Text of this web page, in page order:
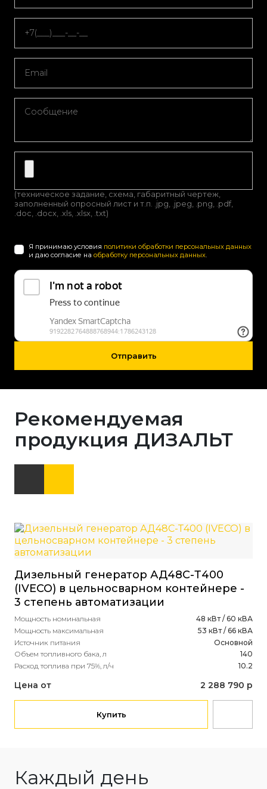
(техническое задание, схема, габаритный чертеж,
заполненный опросный лист и т.п. .jpg, .jpeg, .png, .pdf,
.doc, .docx, .xls, .xlsx, .txt)
Я принимаю условия политики обработки персональных данных
и даю согласие на обработку персональных данных.
Отправить
Рекомендуемая
продукция ДИЗАЛЬТ
Дизельный генератор АД48С-Т400
(IVECO) в цельносварном контейнере -
3 степень автоматизации
Мощность номинальная
48 кВт / 60 кВА
Мощность максимальная
53 кВт / 66 кВА
Источник питания
Основной
Объем топливного бака, л
140
Расход топлива при 75%, л/ч
10.2
Цена от 2 288 790 р
Купить
Каждый день